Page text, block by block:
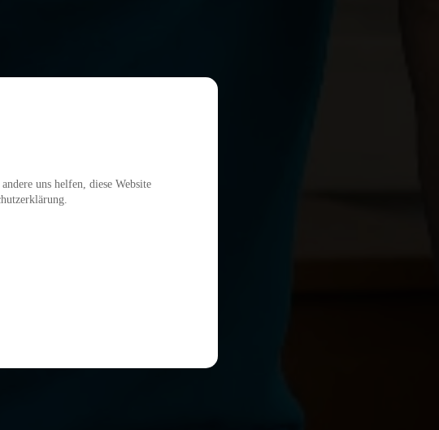
uns helfen, diese Website